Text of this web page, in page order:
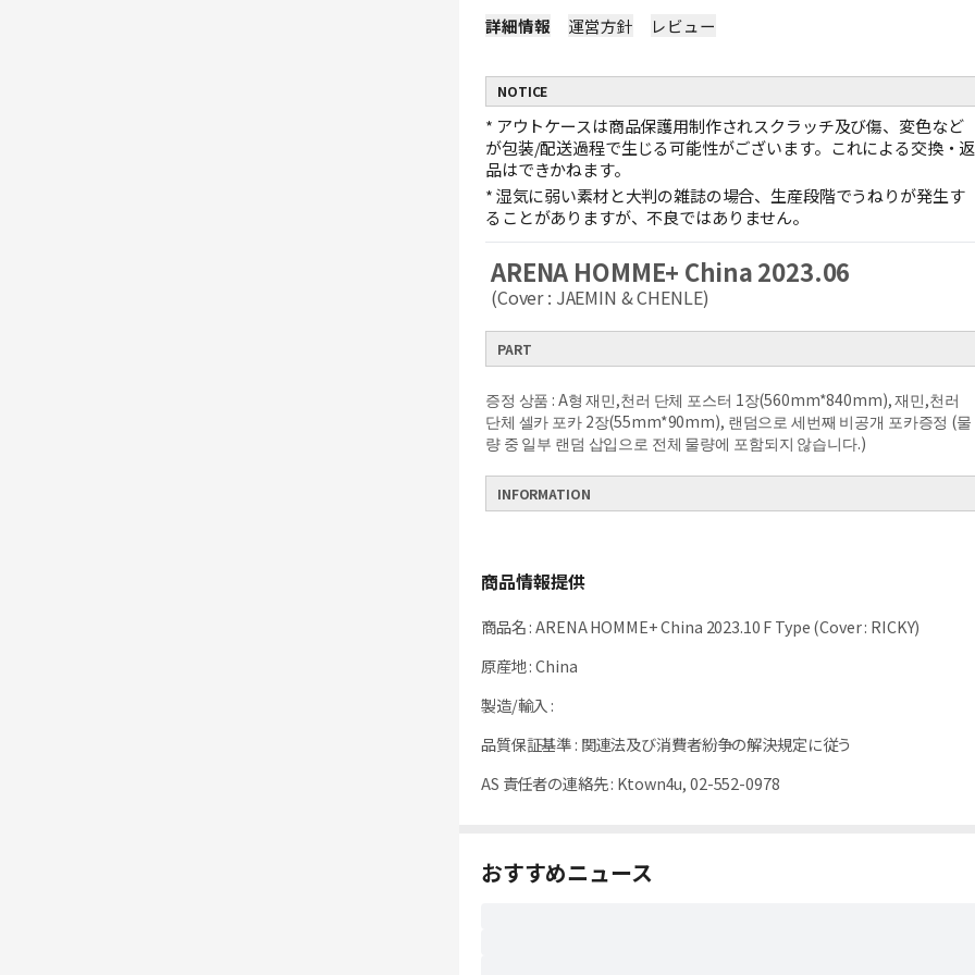
詳細情報 運営方針 レビュー
NOTICE
* アウトケースは商品保護用制作されスクラッチ及び傷、変色など
が包装/配送過程で生じる可能性がございます。これによる交換・返
品はできかねます。
*湿気に弱い素材と大判の雑誌の場合、生産段階でうねりが発生す
ることがありますが、不良ではありません。
ARENA HOMME+ China 2023.06
(Cover : JAEMIN & CHENLE)
PART
증정 상품 : A형 재민,천러 단체 포스터 1장(560mm*840mm), 재민,천러
단체 셀카 포카 2장(55mm*90mm), 랜덤으로 세번째 비공개 포카증정 (물
량 중 일부 랜덤 삽입으로 전체 물량에 포함되지 않습니다.)
INFORMATION
商品情報提供
商品名:ARENA HOMME+ China 2023.10 F Type (Cover : RICKY)
原産地:China
製造/輸入 :
品質保証基準: 関連法及び消費者紛争の解決規定に従う
AS 責任者の連絡先: Ktown4u, 02-552-0978
おすすめニュース